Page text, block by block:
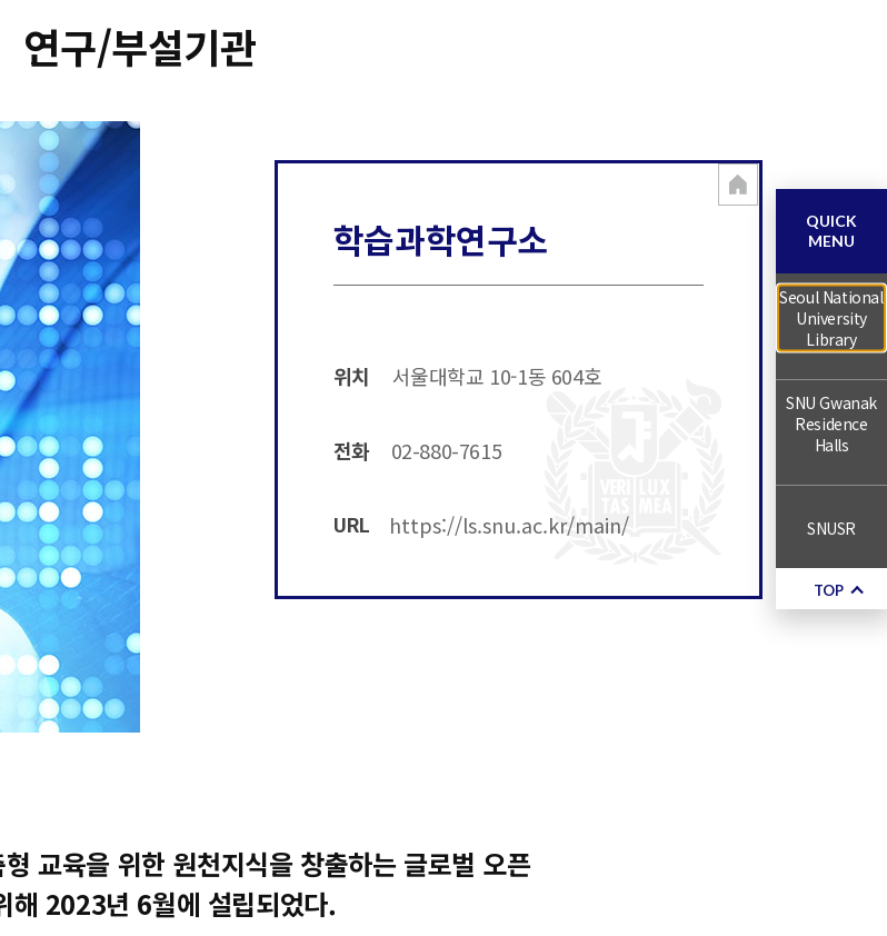
연구/부설기관
학습과학연구소
위치 서울대학교 10-1동 604호
전화 02-880-7615
URL https://ls.snu.ac.kr/main/
교육을 위한 원천지식을 창출하는 글로벌 오픈
해 2023년 6월에 설립되었다.
QUICK
MENU
Seoul National
University
Library
SNU Gwanak
Residence
Halls
SNUSR
TOP